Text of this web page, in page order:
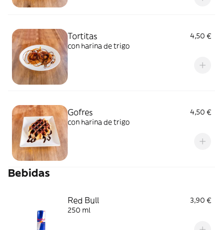
Tortitas
4,50 €
con harina de trigo
Gofres
4,50 €
con harina de trigo
Bebidas
Red Bull
3,90 €
250 ml